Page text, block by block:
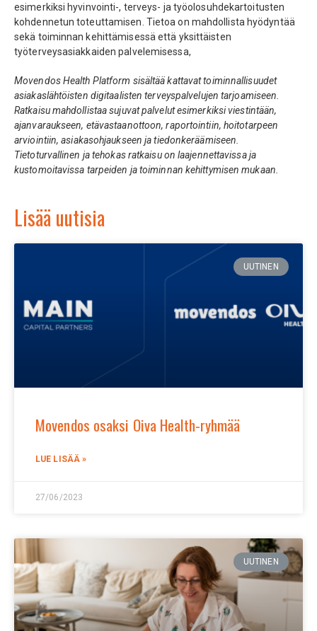
esimerkiksi hyvinvointi-, terveys- ja työolosuhdekartoitusten
kohdennetun toteuttamisen. Tietoa on mahdollista hyödyntää
sekä toiminnan kehittämisessä että yksittäisten
työterveysasiakkaiden palvelemisessa,
Movendos Health Platform sisältää kattavat toiminnallisuudet
asiakaslähtöisten digitaalisten terveyspalvelujen tarjoamiseen.
Ratkaisu mahdollistaa sujuvat palvelut esimerkiksi viestintään,
ajanvaraukseen, etävastaanottoon, raportointiin, hoitotarpeen
arviointiin, asiakasohjaukseen ja tiedonkeräämiseen.
Tietoturvallinen ja tehokas ratkaisu on laajennettavissa ja
kustomoitavissa tarpeiden ja toiminnan kehittymisen mukaan.
Lisää uutisia
UUTINEN
Movendos osaksi Oiva Health-ryhmää
LUE LISÄÄ »
27/06/2023
UUTINEN